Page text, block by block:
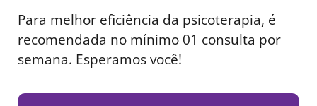
Para melhor eficiência da psicoterapia, é
recomendada no mínimo 01 consulta por
semana. Esperamos você!